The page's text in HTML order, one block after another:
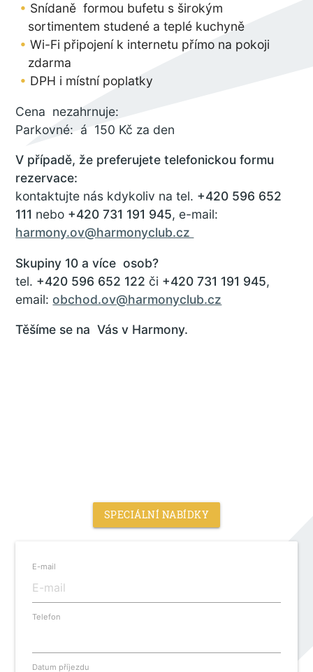
Snídaně formou bufetu s širokým
sortimentem studené a teplé kuchyně
Wi-Fi připojení k internetu přímo na pokoji
zdarma
DPH i místní poplatky
Cena nezahrnuje:
Parkovné: á 150 Kč za den
V případě, že preferujete telefonickou formu
rezervace:
kontaktujte nás kdykoliv na tel. +420 596 652
111 nebo +420 731 191 945, e-mail:
harmony.ov@harmonyclub.cz
Skupiny 10 a více osob?
tel. +420 596 652 122 či +420 731 191 945,
email:obchod.ov@harmonyclub.cz
Těšíme se na Vás v Harmony.
SPECIÁLNÍ NABÍDKY
E-mail
Telefon
Datum příjezdu